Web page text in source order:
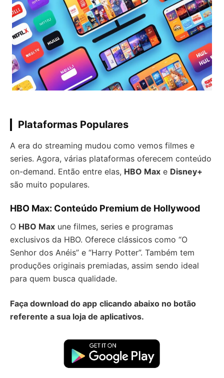
Plataformas Populares
A era do streaming mudou como vemos filmes e
series. Agora, várias plataformas oferecem conteúdo
on-demand. Então entre elas, HBO Max e Disney+
são muito populares.
HBO Max: Conteúdo Premium de Hollywood
O HBO Max une filmes, series e programas
exclusivos da HBO. Oferece clássicos como “O
Senhor dos Anéis” e “Harry Potter”. Também tem
produções originais premiadas, assim sendo ideal
para quem busca qualidade.
Faça download do app clicando abaixo no botão
referente a sua loja de aplicativos.